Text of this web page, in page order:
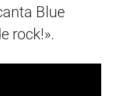
Blue
rock!».